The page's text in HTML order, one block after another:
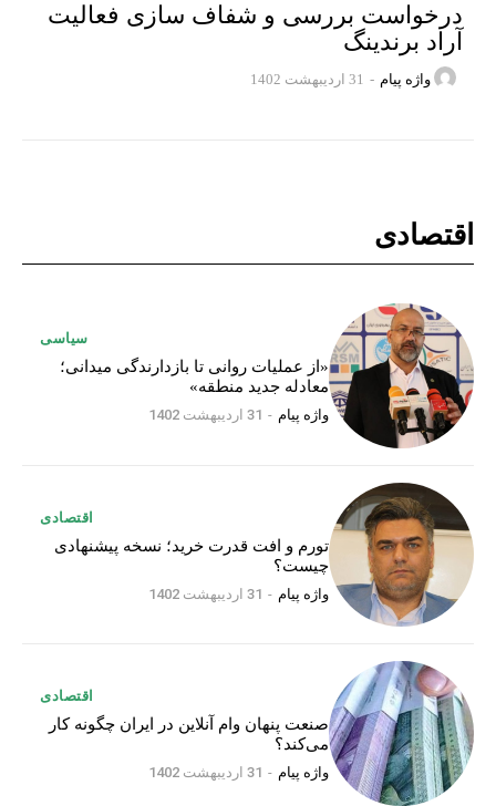
درخواست بررسی و شفاف سازی فعالیت
آراد برندینگ
واژه پیام - 31 اردیبهشت 1402
اقتصادی
سیاسی
«از عملیات روانی تا بازدارندگی میدانی؛
معادله جدید منطقه»
واژه پیام - 31 اردیبهشت 1402
اقتصادی
تورم و افت قدرت خرید؛ نسخه پیشنهادی
چیست؟
واژه پیام - 31 اردیبهشت 1402
اقتصادی
صنعت پنهان وام آنلاین در ایران چگونه کار
می‌کند؟
واژه پیام - 31 اردیبهشت 1402